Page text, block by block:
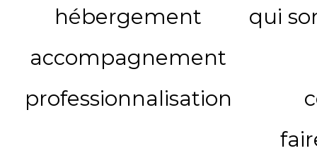
hébergement
accompagnement
professionnalisation
qui